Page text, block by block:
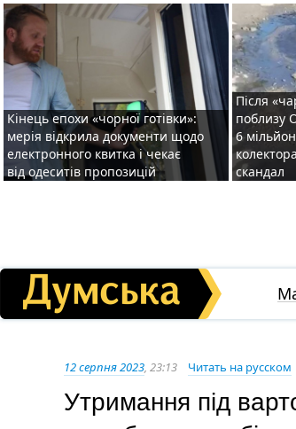
Кінець епохи «чорної готівки»:
мерія відкрила документи щодо
електронного квитка і чекає
від одеситів пропозицій
Після
поблизу
6
скандал
12 серпня 2023, 23:13 Читать на русском
Утримання під